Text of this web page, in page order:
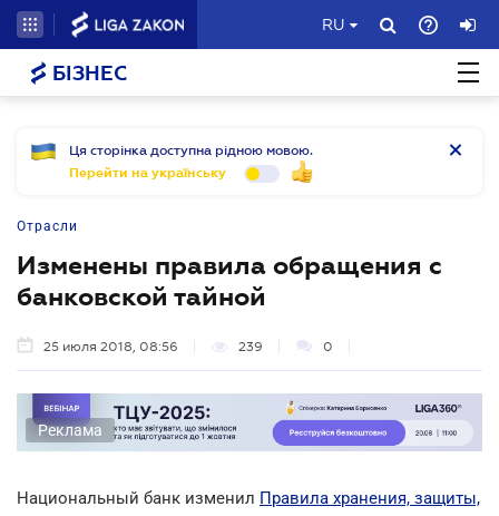
RU
БІЗНЕС
Ця сторінка доступна рідною мовою.
Перейти на українську
Отрасли
Изменены правила обращения с
банковской тайной
25 июля 2018, 08:56 239 0
Реклама
Национальный банк изменил Правила хранения, защиты,